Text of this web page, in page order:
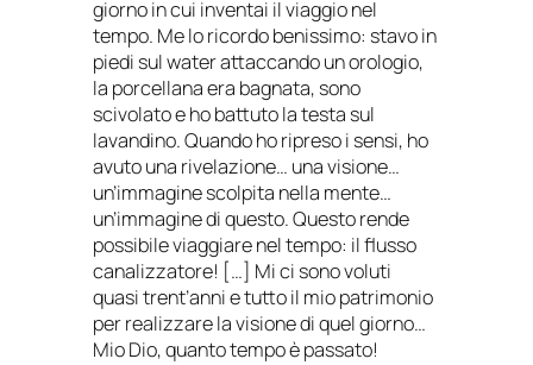
giorno in cui inventai il viaggio nel
tempo. Me lo ricordo benissimo: stavo in
piedi sul water attaccando un orologio,
la porcellana era bagnata, sono
scivolato e ho battuto la testa sul
lavandino. Quando ho ripreso i sensi, ho
avuto una rivelazione… una visione…
un’immagine scolpita nella mente…
un’immagine di questo. Questo rende
possibile viaggiare nel tempo: il flusso
canalizzatore! […] Mi ci sono voluti
quasi trent’anni e tutto il mio patrimonio
per realizzare la visione di quel giorno…
Mio Dio, quanto tempo è passato!